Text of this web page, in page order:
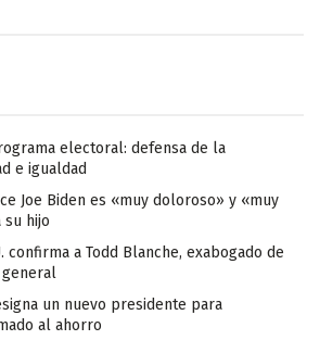
electoral: defensa de la
e igualdad
Joe Biden es «muy doloroso» y «muy
hijo
confirma a Todd Blanche, exabogado de
un nuevo presidente para
al ahorro